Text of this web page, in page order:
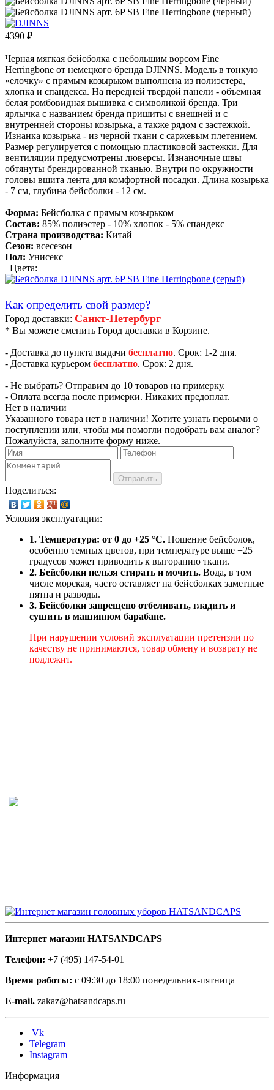
4390 ₽
Черная мягкая бейсболка с небольшим ворсом Fine
Herringbone от немецкого бренда DJINNS. Модель в тонкую
«елочку» с прямым козырьком выполнена из полиэстера,
хлопка и спандекса. На передней твердой панели - объемная
белая ромбовидная вышивка с символикой бренда. Три
ярлычка с названием бренда пришиты с внешней и с
внутренней стороны козырька, а также рядом с застежкой.
Изнанка козырька - из черной ткани с саржевым плетением.
Размер регулируется с помощью пластиковой застежки. Для
вентиляции предусмотрены люверсы. Изнаночные швы
обтянуты брендированной тканью. Внутри по окружности
головы вшита лента для комфортной посадки. Длина козырька
- 7 см, глубина бейсболки - 12 см.
Форма: Бейсболка с прямым козырьком
Состав: 85% полиэстер - 10% хлопок - 5% спандекс
Страна производства: Китай
Сезон: всесезон
Пол: Унисекс
Цвета:
Как определить свой размер?
Город доставки: Санкт-Петербург
* Вы можете сменить Город доставки в Корзине.
- Доставка до пункта выдачи бесплатно. Срок: 1-2 дня.
- Доставка курьером бесплатно. Срок: 2 дня.
- Не выбрать? Отправим до 10 товаров на примерку.
- Оплата всегда после примерки. Никаких предоплат.
Нет в наличии
Указанного товара нет в наличии! Хотите узнать первыми о
поступлении или, чтобы мы помогли подобрать вам аналог?
Пожалуйста, заполните форму ниже.
Отправить
Поделиться:
Условия эксплуатации:
1. Температура: от 0 до +25 °C. Ношение бейсболок,
особенно темных цветов, при температуре выше +25
градусов может приводить к выгоранию ткани.
2. Бейсболки нельзя стирать и мочить. Вода, в том
числе морская, часто оставляет на бейсболках заметные
пятна и разводы.
3. Бейсболки запрещено отбеливать, гладить и
сушить в машинном барабане.
При нарушении условий эксплуатации претензии по
качеству не принимаются, товар обмену и возврату не
подлежит.
Интернет магазин HATSANDCAPS
Телефон: +7 (495) 147-54-01
Время работы: с 09:30 до 18:00 понедельник-пятница
E-mail. zakaz@hatsandcaps.ru
Vk
Telegram
Instagram
Информация